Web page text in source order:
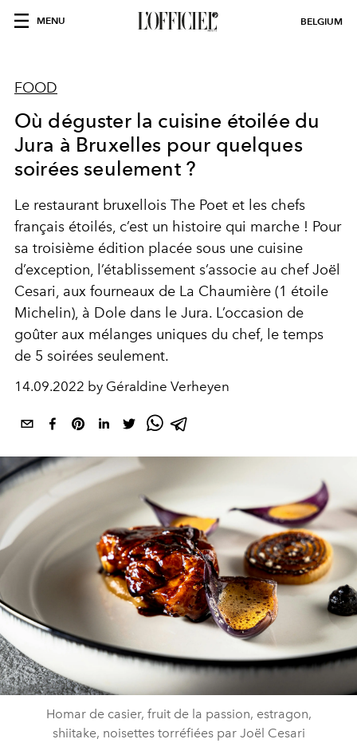
MENU BELGIUM
FOOD
Où déguster la cuisine étoilée du
Jura à Bruxelles pour quelques
soirées seulement ?
Le restaurant bruxellois The Poet et les chefs
français étoilés, c’est un histoire qui marche ! Pour
sa troisième édition placée sous une cuisine
d’exception, l’établissement s’associe au chef Joël
Cesari, aux fourneaux de La Chaumière (1 étoile
Michelin), à Dole dans le Jura. L’occasion de
goûter aux mélanges uniques du chef, le temps
de 5 soirées seulement.
14.09.2022 by Géraldine Verheyen
Homar de casier, fruit de la passion, estragon,
shiitake, noisettes torréfiées par Joël Cesari